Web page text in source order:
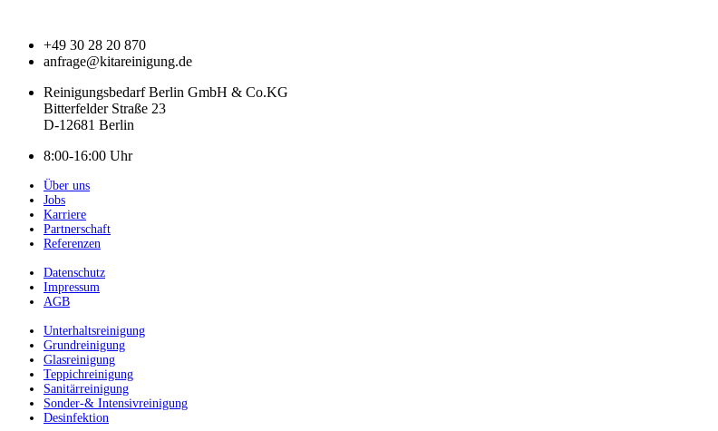
+49 30 28 20 870
anfrage@kitareinigung.de
Reinigungsbedarf Berlin GmbH & Co.KG
Bitterfelder Straße 23
D-12681 Berlin
8:00-16:00 Uhr
Über uns
Jobs
Karriere
Partnerschaft
Referenzen
Datenschutz
Impressum
AGB
Unterhaltsreinigung
Grundreinigung
Glasreinigung
Teppichreinigung
Sanitärreinigung
Sonder-& Intensivreinigung
Desinfektion